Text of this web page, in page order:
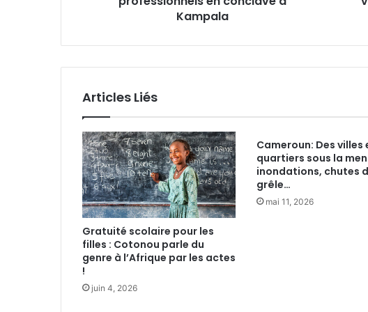
S
N
T
:
D
e
s
p
r
o
f
e
s
s
i
Kampala
e
s
c
o
l
Articles Liés
Gratuité scolaire pour les
filles : Cotonou parle du
genre à l’Afrique par les actes
!
juin 4, 2026
Cameroun: Des villes
quartiers sous la
inondations, chutes
grêle…
mai 11, 2026